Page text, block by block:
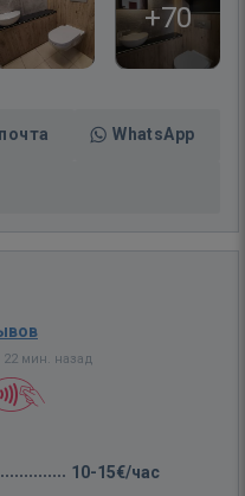
+70
WhatsApp
мин. назад
10-15€/час